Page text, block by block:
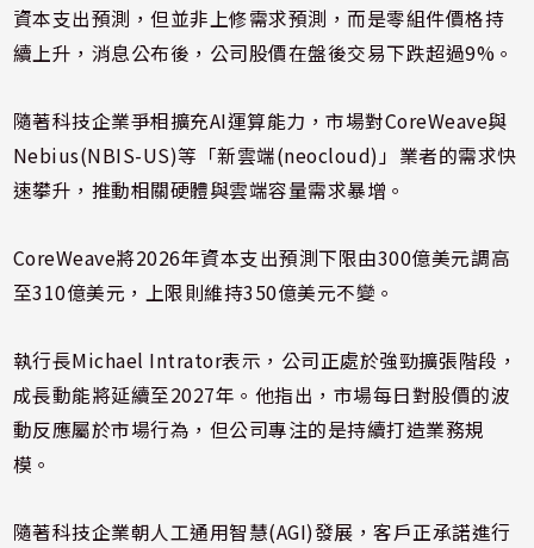
資本支出預測，但並非上修需求預測，而是零組件價格持
續上升，消息公布後，公司股價在盤後交易下跌超過9%。
隨著科技企業爭相擴充AI運算能力，市場對CoreWeave與
Nebius(NBIS-US)等「新雲端(neocloud)」業者的需求快
速攀升，推動相關硬體與雲端容量需求暴增。
CoreWeave將2026年資本支出預測下限由300億美元調高
至310億美元，上限則維持350億美元不變。
執行長Michael Intrator表示，公司正處於強勁擴張階段，
成長動能將延續至2027年。他指出，市場每日對股價的波
動反應屬於市場行為，但公司專注的是持續打造業務規
模。
隨著科技企業朝人工通用智慧(AGI)發展，客戶正承諾進行